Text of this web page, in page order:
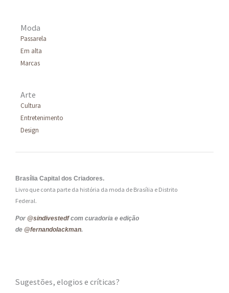
Moda
Passarela
Em alta
Marcas
Arte
Cultura
Entretenimento
Design
Brasília Capital dos Criadores.
Livro que conta parte da história da moda de Brasília e Distrito
Federal.
Por @sindivestedfcom curadoria e edição
de @fernandolackman.
Sugestões, elogios e críticas?